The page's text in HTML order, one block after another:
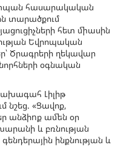
հասարակական
տարածքում
հետ միասին
Եվրոպական
Ծրագրերի ղեկավար
օգնական
Լիլիթ
նշեց. «Ցավոք,
անձիnք ամեն օր
և բռնության
գենդերային ինքնության և